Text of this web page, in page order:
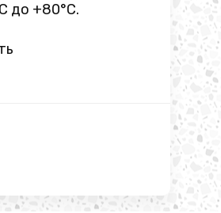
до +80°C.